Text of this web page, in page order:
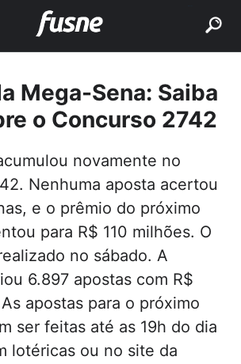
Mega-Sena: Saiba
o Concurso 2742
novamente no
Nenhuma aposta acertou
e o prêmio do próximo
para R$ 110 milhões. O
no sábado. A
6.897 apostas com R$
apostas para o próximo
ser feitas até as 19h do dia
lotéricas ou no site da